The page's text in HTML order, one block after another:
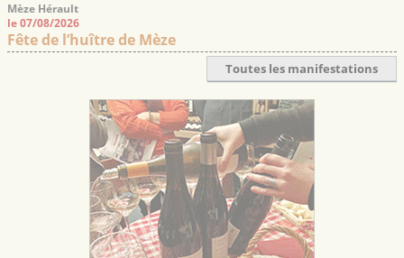
Mèze Hérault
le 07/08/2026
Fête de l’huître de Mèze
Toutes les manifestations